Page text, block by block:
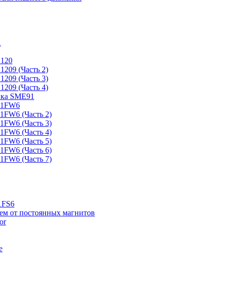
(Часть 2)
(Часть 3)
(Часть 4)
SME91
(Часть 2)
(Часть 3)
(Часть 4)
(Часть 5)
(Часть 6)
(Часть 7)
от постоянных магнитов